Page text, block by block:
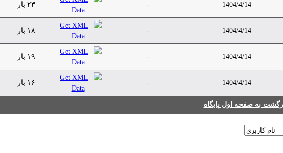
1404/4/14
- ۲۳ بار
1404/4/14
- ۱۸ بار
1404/4/14
- ۱۹ بار
1404/4/14
- ۱۶ بار
به صفحه اول پایگاه